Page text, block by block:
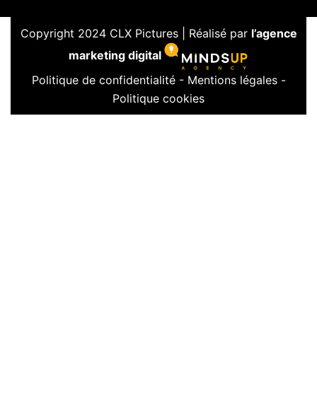
Copyright 2024 CLX Pictures | Réalisé par l’agence
marketing digital
Politique de confidentialité - Mentions légales -
Politique cookies